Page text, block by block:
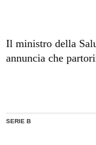
Il ministro della
annuncia che
SERIE B